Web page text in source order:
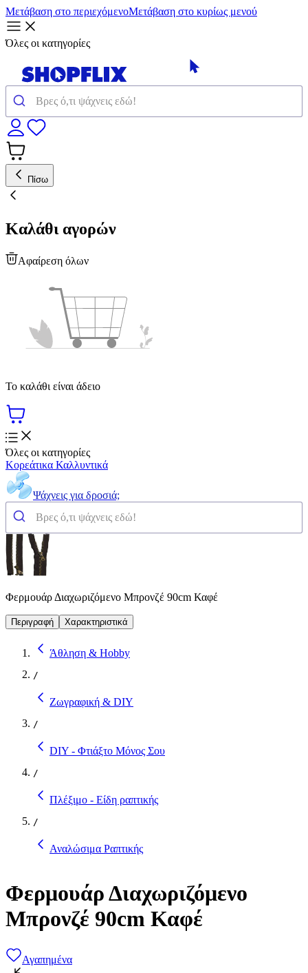
Μετάβαση στο περιεχόμενοΜετάβαση στο κυρίως μενού
Όλες οι κατηγορίες
Πίσω
Καλάθι αγορών
Αφαίρεση όλων
Το καλάθι είναι άδειο
Όλες οι κατηγορίες
Κορεάτικα Καλλυντικά
Ψάχνεις για δροσιά;
Φερμουάρ Διαχωριζόμενο Μπρονζέ 90cm Καφέ
Περιγραφή Χαρακτηριστικά
Άθληση & Hobby
/
Ζωγραφική & DIY
/
DIY - Φτιάξτο Μόνος Σου
/
Πλέξιμο - Είδη ραπτικής
/
Αναλώσιμα Ραπτικής
Φερμουάρ Διαχωριζόμενο
Μπρονζέ 90cm Καφέ
Αγαπημένα